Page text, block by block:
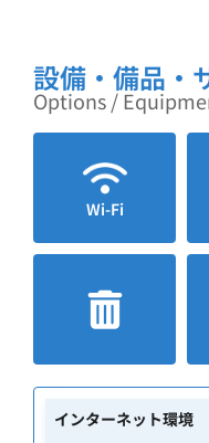
設備・備品・
Options /
Wi-Fi
インターネット環境